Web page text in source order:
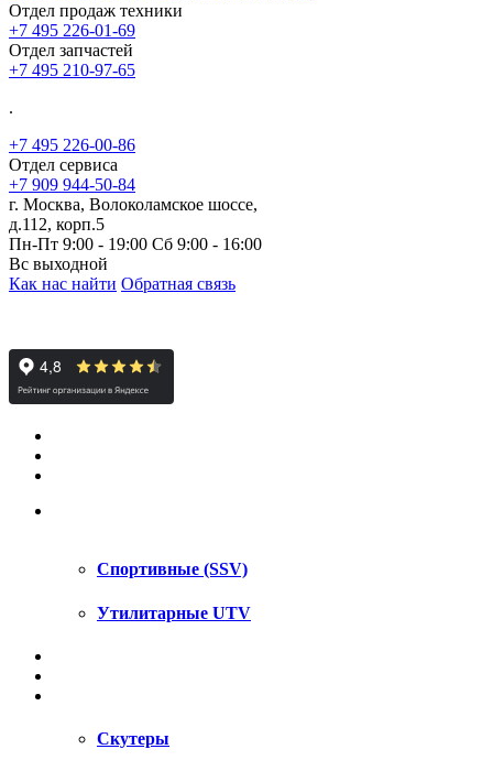
Отдел продаж техники
+7 495 226-01-69
Отдел запчастей
+7 495 210-97-65
.
+7 495 226-00-86
Отдел сервиса
+7 909 944-50-84
г. Москва, Волоколамское шоссе,
д.112, корп.5
Пн-Пт 9:00 - 19:00 Сб 9:00 - 16:00
Вс выходной
Как нас найти Обратная связь
Спортивные (SSV)
Утилитарные UTV
Скутеры